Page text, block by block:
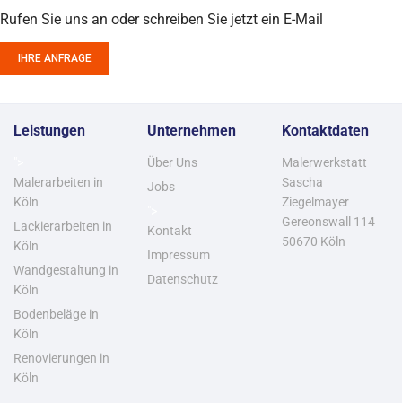
Rufen Sie uns an oder schreiben Sie jetzt ein E-Mail
IHRE ANFRAGE
Leistungen
Malerarbeiten in
Köln
Lackierarbeiten in
Köln
Wandgestaltung in
Köln
Bodenbeläge in
Köln
Renovierungen in
Köln
Unternehmen
Über Uns
Jobs
Kontakt
Impressum
Datenschutz
Kontaktdaten
Malerwerkstatt
Sascha
Ziegelmayer
Gereonswall 114
50670 Köln